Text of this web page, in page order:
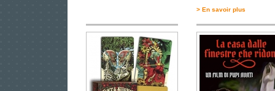
> En savoir plus